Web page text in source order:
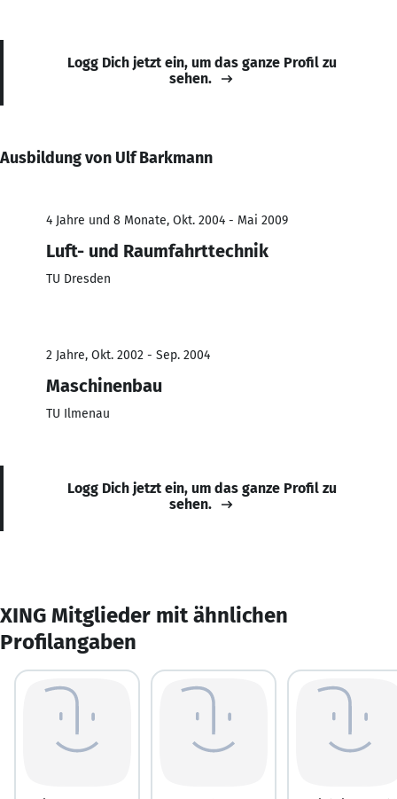
Logg Dich jetzt ein, um das ganze Profil zu
sehen.
Ausbildung von Ulf Barkmann
4 Jahre und 8 Monate, Okt. 2004 - Mai 2009
Luft- und Raumfahrttechnik
TU Dresden
2 Jahre, Okt. 2002 - Sep. 2004
Maschinenbau
TU Ilmenau
Logg Dich jetzt ein, um das ganze Profil zu
sehen.
XING Mitglieder mit ähnlichen
Profilangaben